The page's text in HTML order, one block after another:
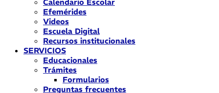
Calendario Escolar
Efemérides
Videos
Escuela Digital
Recursos institucionales
SERVICIOS
Educacionales
Trámites
Formularios
Preguntas frecuentes